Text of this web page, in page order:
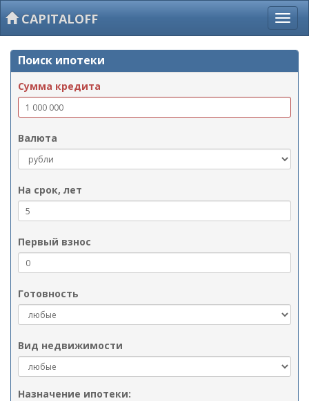
CAPITALOFF
Поиск ипотеки
Сумма кредита
Валюта
На срок, лет
Первый взнос
Готовность
Вид недвижимости
Назначение ипотеки: